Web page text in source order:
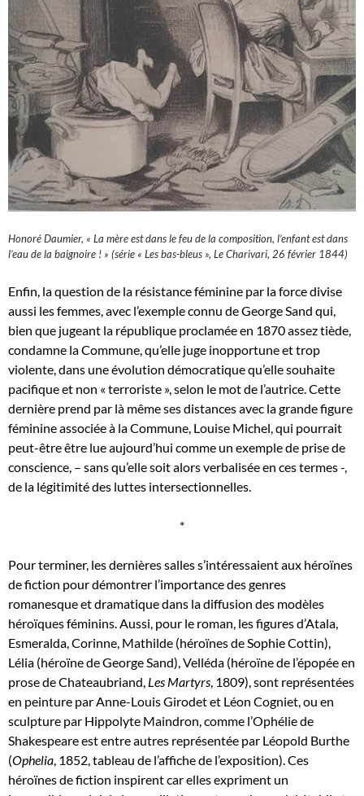
Honoré Daumier, « La mère est dans le feu de la composition, l’enfant est dans
l’eau de la baignoire ! » (série « Les bas-bleus », Le Charivari, 26 février 1844)
Enfin, la question de la résistance féminine par la force divise
aussi les femmes, avec l’exemple connu de George Sand qui,
bien que jugeant la république proclamée en 1870 assez tiède,
condamne la Commune, qu’elle juge inopportune et trop
violente, dans une évolution démocratique qu’elle souhaite
pacifique et non « terroriste », selon le mot de l’autrice. Cette
dernière prend par là même ses distances avec la grande figure
féminine associée à la Commune, Louise Michel, qui pourrait
peut-être être lue aujourd’hui comme un exemple de prise de
conscience, – sans qu’elle soit alors verbalisée en ces termes -,
de la légitimité des luttes intersectionnelles.
*
Pour terminer, les dernières salles s’intéressaient aux héroïnes
de fiction pour démontrer l’importance des genres
romanesque et dramatique dans la diffusion des modèles
héroïques féminins. Aussi, pour le roman, les figures d’Atala,
Esmeralda, Corinne, Mathilde (héroïnes de Sophie Cottin),
Lélia (héroïne de George Sand), Velléda (héroïne de l’épopée en
prose de Chateaubriand, Les Martyrs, 1809), sont représentées
en peinture par Anne-Louis Girodet et Léon Cogniet, ou en
sculpture par Hippolyte Maindron, comme l’Ophélie de
Shakespeare est entre autres représentée par Léopold Burthe
(Ophelia, 1852, tableau de l’affiche de l’exposition). Ces
héroïnes de fiction inspirent car elles expriment un